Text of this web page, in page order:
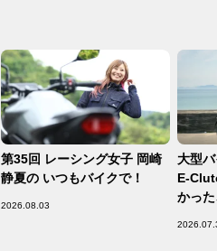
第35回 レーシング女子 岡崎
静夏の いつもバイクで！
2026.08.03
大型
E-
かっ